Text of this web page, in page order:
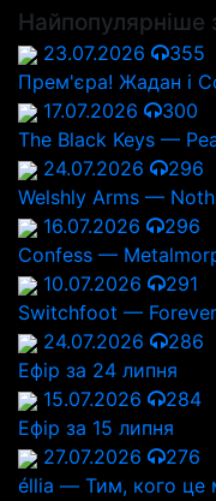
Найпопулярніше
23.07.2026
355
Прем'єра! Жадан і
17.07.2026
300
The Black Keys —
24.07.2026
296
Welshly Arms —
16.07.2026
296
Confess —
10.07.2026
291
Switchfoot —
24.07.2026
286
Ефір за 24 липня
15.07.2026
284
Ефір за 15 липня
27.07.2026
276
éllia — Тим, кого це